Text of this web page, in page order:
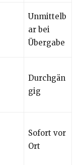
Unmittelb
ar bei
Übergabe
Durchgän
gig
Sofort vor
Ort